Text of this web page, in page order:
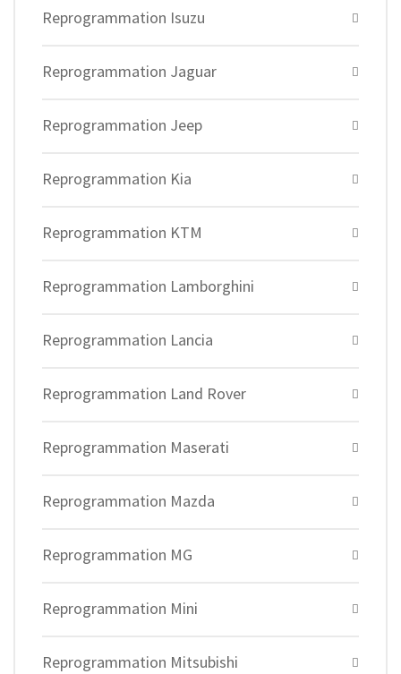
Reprogrammation Isuzu
Reprogrammation Jaguar
Reprogrammation Jeep
Reprogrammation Kia
Reprogrammation KTM
Reprogrammation Lamborghini
Reprogrammation Lancia
Reprogrammation Land Rover
Reprogrammation Maserati
Reprogrammation Mazda
Reprogrammation MG
Reprogrammation Mini
Reprogrammation Mitsubishi